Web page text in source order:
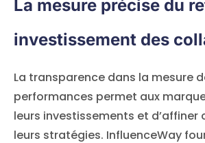
La mesure précise du
investissement des
La transparence dans la mesure
performances permet aux
leurs investissements et d’affiner
leurs stratégies. InfluenceWay